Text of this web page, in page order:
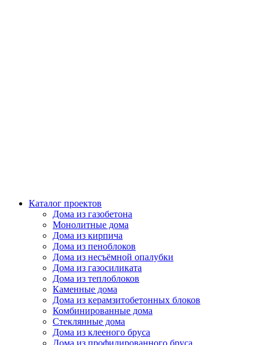
Каталог проектов
Дома из газобетона
Монолитные дома
Дома из кирпича
Дома из пеноблоков
Дома из несъёмной опалубки
Дома из газосиликата
Дома из теплоблоков
Каменные дома
Дома из керамзитобетонных блоков
Комбинированные дома
Стеклянные дома
Дома из клееного бруса
Дома из профилированного бруса